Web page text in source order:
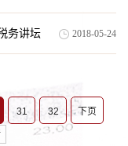
务讲坛 2018-05-24
31 32 下页